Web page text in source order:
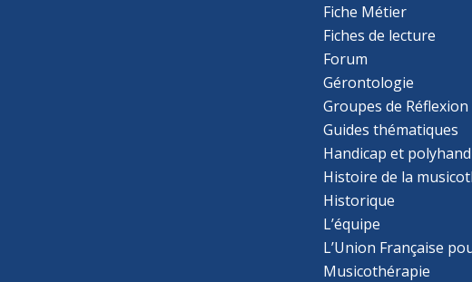
Fiche Métier
Fiches de lecture
Forum
Gérontologie
Groupes de Réflexion
Guides thématiques
Handicap et
Histoire de la
Historique
L’équipe
L’Union Française
Musicothérapie